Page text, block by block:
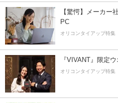
【驚愕】メーカー
PC
オリコンタイアップ特集
『VIVANT』限定
オリコンタイアップ特集